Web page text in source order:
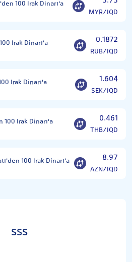
100 Irak Dinarı'a
MYR/IQD
Irak Dinarı'a 0.1872
RUB/IQD
Irak Dinarı'a 1.604
SEK/IQD
100 Irak Dinarı'a 0.461
THB/IQD
100 Irak Dinarı'a 8.97
AZN/IQD
SSS